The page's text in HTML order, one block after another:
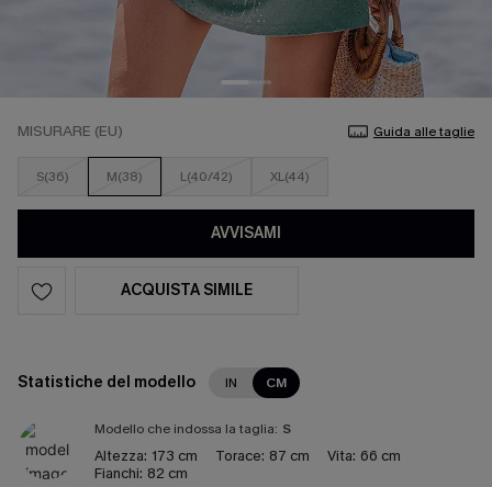
MISURARE (EU) Guida alle taglie
S(36) M(38) L(40/42) XL(44)
AVVISAMI
ACQUISTA SIMILE
Statistiche del modello IN CM
Modello che indossa la taglia: S
Altezza: 173 cm Torace: 87 cm Vita: 66 cm
Fianchi: 82 cm